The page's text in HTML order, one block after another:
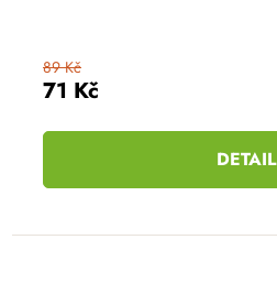
71 Kč
89 Kč
DETAIL